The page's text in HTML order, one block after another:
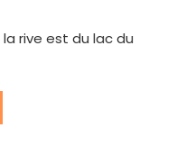
rive est du lac du